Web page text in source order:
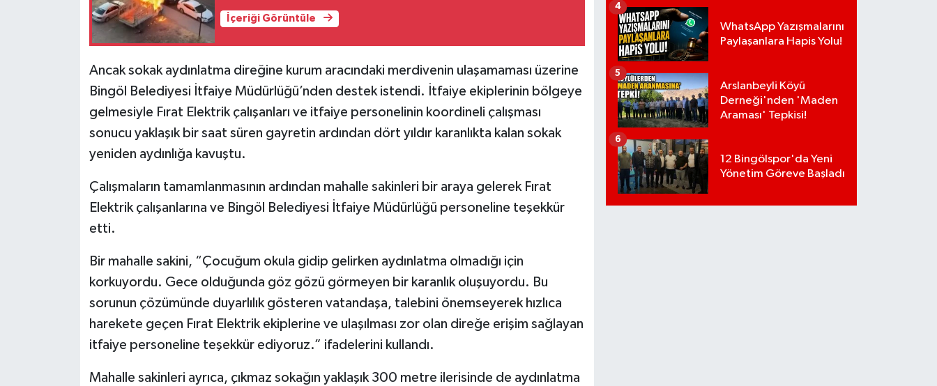
İçeriği Görüntüle
Ancak sokak aydınlatma direğine kurum aracındaki merdivenin ulaşamaması üzerine
Bingöl Belediyesi İtfaiye Müdürlüğü’nden destek istendi. İtfaiye ekiplerinin bölgeye
gelmesiyle Fırat Elektrik çalışanları ve itfaiye personelinin koordineli çalışması
sonucu yaklaşık bir saat süren gayretin ardından dört yıldır karanlıkta kalan sokak
yeniden aydınlığa kavuştu.
Çalışmaların tamamlanmasının ardından mahalle sakinleri bir araya gelerek Fırat
Elektrik çalışanlarına ve Bingöl Belediyesi İtfaiye Müdürlüğü personeline teşekkür
etti.
Bir mahalle sakini, “Çocuğum okula gidip gelirken aydınlatma olmadığı için
korkuyordu. Gece olduğunda göz gözü görmeyen bir karanlık oluşuyordu. Bu
sorunun çözümünde duyarlılık gösteren vatandaşa, talebini önemseyerek hızlıca
harekete geçen Fırat Elektrik ekiplerine ve ulaşılması zor olan direğe erişim sağlayan
itfaiye personeline teşekkür ediyoruz.” ifadelerini kullandı.
Mahalle sakinleri ayrıca, çıkmaz sokağın yaklaşık 300 metre ilerisinde de aydınlatma
WhatsApp Yazışmalarını
Paylaşanlara Hapis Yolu!
4
Arslanbeyli Köyü
Derneği'nden 'Maden
Araması' Tepkisi!
5
12 Bingölspor'da Yeni
Yönetim Göreve Başladı
6